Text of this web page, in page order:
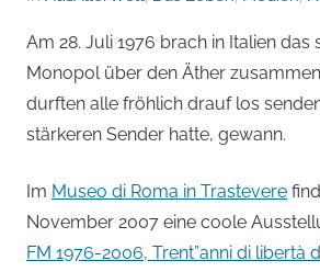
Andi
Jacomet
Am 28. Juli 1976 brach in Italien das
Monopol über den Äther
durften alle fröhlich drauf los
stärkeren Sender hatte, gewann.
Im Museo di Roma in Trastevere
November 2007 eine coole
FM 1976-2006, Trent”anni di libertà